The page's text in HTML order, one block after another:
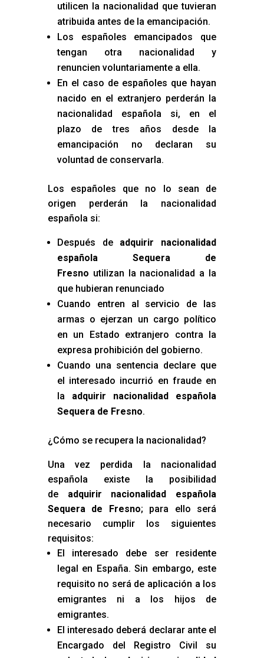
utilicen la nacionalidad que tuvieran
atribuida antes de la emancipación.
Los españoles emancipados que
tengan otra nacionalidad y
renuncien voluntariamente a ella.
En el caso de españoles que hayan
nacido en el extranjero perderán la
nacionalidad española si, en el
plazo de tres años desde la
emancipación no declaran su
voluntad de conservarla.
Los españoles que no lo sean de
origen perderán la nacionalidad
española si:
Después de adquirir nacionalidad
española Sequera de
Fresno utilizan la nacionalidad a la
que hubieran renunciado
Cuando entren al servicio de las
armas o ejerzan un cargo político
en un Estado extranjero contra la
expresa prohibición del gobierno.
Cuando una sentencia declare que
el interesado incurrió en fraude en
la adquirir nacionalidad española
Sequera de Fresno.
¿Cómo se recupera la nacionalidad?
Una vez perdida la nacionalidad
española existe la posibilidad
de adquirir nacionalidad española
Sequera de Fresno; para ello será
necesario cumplir los siguientes
requisitos:
El interesado debe ser residente
legal en España. Sin embargo, este
requisito no será de aplicación a los
emigrantes ni a los hijos de
emigrantes.
El interesado deberá declarar ante el
Encargado del Registro Civil su